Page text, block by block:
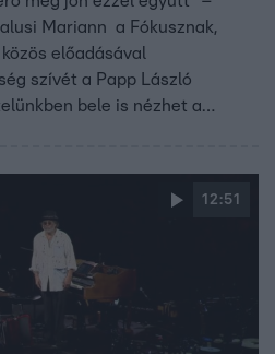
Mariann a Fókusznak,
előadásával
szívét a Papp László
bele is nézhet a
12:51